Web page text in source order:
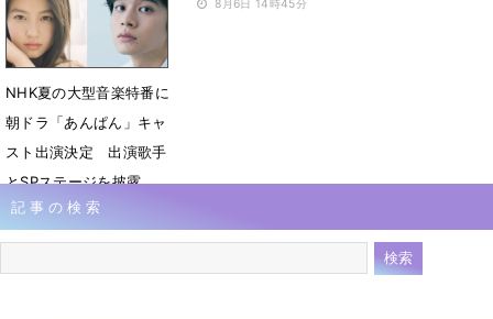
8月7日 10時02分 8月6日 14時45分
NHK夏の大型音楽特番に
朝ドラ「あんぱん」キャ
スト出演決定 出演歌手
とSPステージを披露
8月1日 13時45分
記事の検索